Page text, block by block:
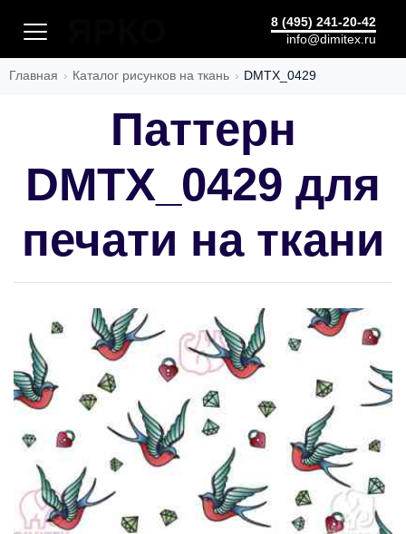
8 (495) 241-20-42
info@dimitex.ru
Главная Каталог рисунков на ткань DMTX_0429
Паттерн
DMTX_0429 для
печати на ткани